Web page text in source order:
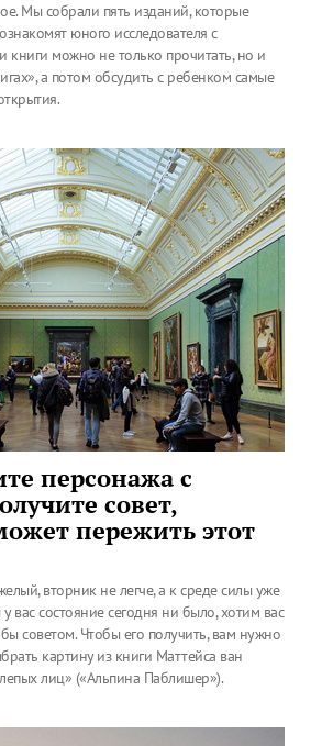
Мы собрали пять изданий, которые
юного исследователя с
можно не только прочитать, но и
а потом обсудить с ребенком самые
персонажа с
совет,
пережить этот
вторник не легче, а к среде силы уже
вас состояние сегодня ни было, хотим вас
советом. Чтобы его получить, вам нужно
картину из книги Маттейса ван
лиц» («Альпина Паблишер»).